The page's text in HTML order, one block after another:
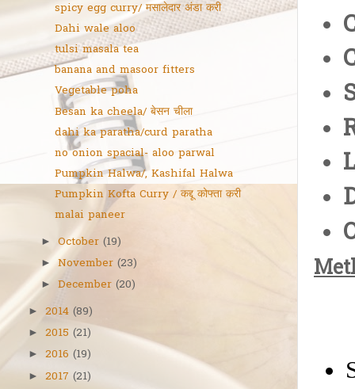
spicy egg curry/ मसालेदार अंडा करी
Dahi wale aloo
tulsi masala tea
banana and masoor fitters
Vegetable poha
Besan ka cheela/ बेसन चीला
dahi ka paratha/curd paratha
no onion spacial- aloo parwal
Pumpkin Halwa/, Kashifal Halwa
Pumpkin Kofta Curry / कद्दू कोफ्ता करी
malai paneer
►October (19)
►November (23)
►December (20)
► 2014 (89)
► 2015 (21)
► 2016 (19)
► 2017 (21)